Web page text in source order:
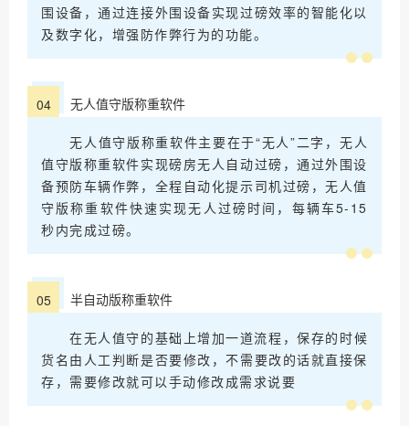
围设备，通过连接外围设备实现过磅效率的智能化以
及数字化，增强防作弊行为的功能。
04 无人值守版称重软件
无人值守版称重软件主要在于“无人”二字，无人
值守版称重软件实现磅房无人自动过磅，通过外围设
备预防车辆作弊，全程自动化提示司机过磅，无人值
守版称重软件快速实现无人过磅时间，每辆车5-15
秒内完成过磅。
05 半自动版称重软件
在无人值守的基础上增加一道流程，保存的时候
货名由人工判断是否要修改，不需要改的话就直接保
存，需要修改就可以手动修改成需求说要